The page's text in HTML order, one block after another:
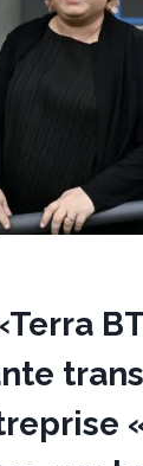
MACHINE